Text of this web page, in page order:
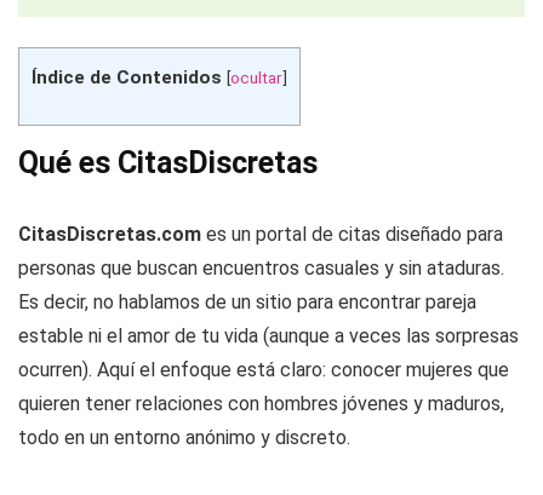
Índice de Contenidos [ocultar]
Qué es CitasDiscretas
CitasDiscretas.com es un portal de citas diseñado para
personas que buscan encuentros casuales y sin ataduras.
Es decir, no hablamos de un sitio para encontrar pareja
estable ni el amor de tu vida (aunque a veces las sorpresas
ocurren). Aquí el enfoque está claro: conocer mujeres que
quieren tener relaciones con hombres jóvenes y maduros,
todo en un entorno anónimo y discreto.